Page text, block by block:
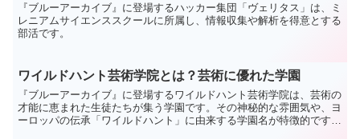
『ブルーアーカイブ』に登場するハッカー集団「ヴェリタス」は、ミ
レニアムサイエンススクールに所属し、情報収集や解析を得意とする
部活です。
ワイルドハント芸術学院とは？芸術に優れた学園
『ブルーアーカイブ』に登場するワイルドハント芸術学院は、芸術の
才能に恵まれた生徒たちが集う学園です。その神秘的な雰囲気や、ヨ
ーロッパの伝承「ワイルドハント」に由来する学園名が特徴的です。